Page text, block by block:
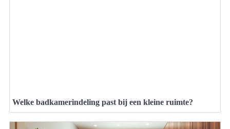
Welke badkamerindeling past bij een kleine ruimte?